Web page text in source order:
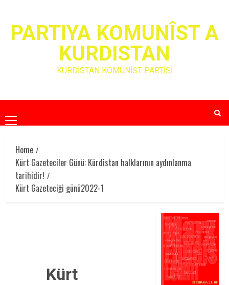
contentPARTIYA KOMUNÎST A
KURDISTAN
KÜRDİSTAN KOMÜNİST PARTİSİ
Primary
Menu
Home
Kürt Gazeteciler Günü: Kürdistan halklarının aydınlanma
tarihidir!
Kürt Gazeteciği günü2022-1
Kürt